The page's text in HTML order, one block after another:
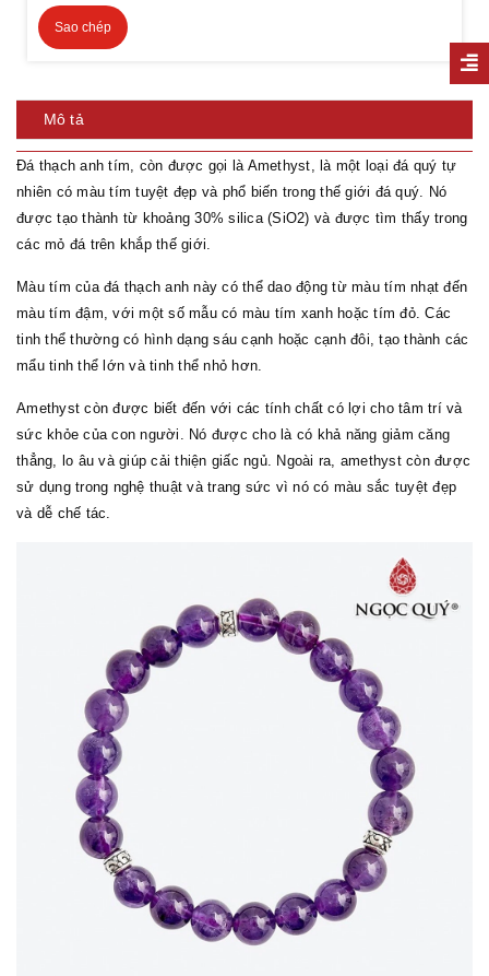
Sao chép
Mô tả
Đá thạch anh tím, còn được gọi là Amethyst, là một loại đá quý tự
nhiên có màu tím tuyệt đẹp và phổ biến trong thế giới đá quý. Nó
được tạo thành từ khoảng 30% silica (SiO2) và được tìm thấy trong
các mỏ đá trên khắp thế giới.
Màu tím của đá thạch anh này có thể dao động từ màu tím nhạt đến
màu tím đậm, với một số mẫu có màu tím xanh hoặc tím đỏ. Các
tinh thể thường có hình dạng sáu cạnh hoặc cạnh đôi, tạo thành các
mẩu tinh thể lớn và tinh thể nhỏ hơn.
Amethyst còn được biết đến với các tính chất có lợi cho tâm trí và
sức khỏe của con người. Nó được cho là có khả năng giảm căng
thẳng, lo âu và giúp cải thiện giấc ngủ. Ngoài ra, amethyst còn được
sử dụng trong nghệ thuật và trang sức vì nó có màu sắc tuyệt đẹp
và dễ chế tác.